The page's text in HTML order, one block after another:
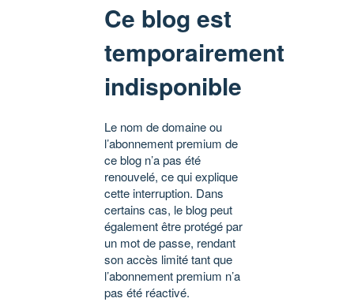
Ce blog est
temporairement
indisponible
Le nom de domaine ou
l’abonnement premium de
ce blog n’a pas été
renouvelé, ce qui explique
cette interruption. Dans
certains cas, le blog peut
également être protégé par
un mot de passe, rendant
son accès limité tant que
l’abonnement premium n’a
pas été réactivé.